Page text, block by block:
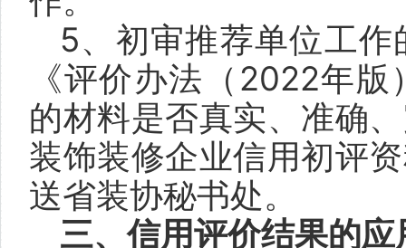
5、初审推荐单位工
《评价办法（2022年
的材料是否真实、准确
装饰装修企业信用初评
送省装协秘书处。
三、信用评价结果的应